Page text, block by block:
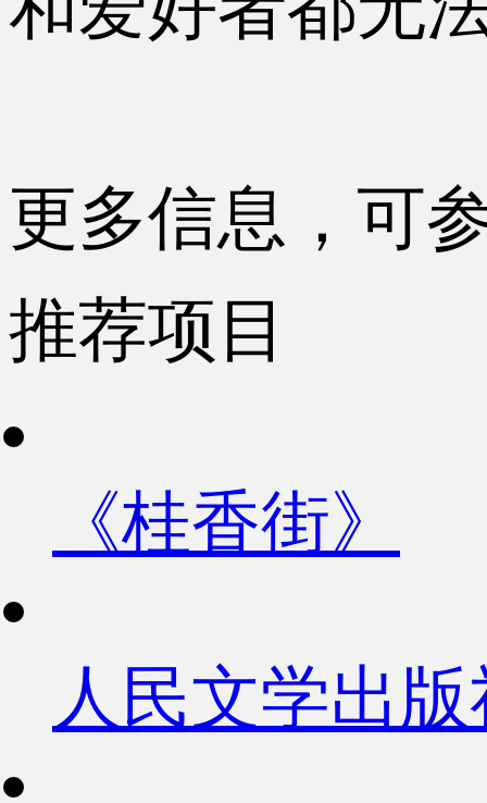
更多信息，可
推荐项目
《桂香街》
人民文学出